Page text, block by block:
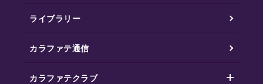
ライブラリー
カラファテ通信
カラファテクラブ